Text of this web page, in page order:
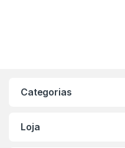
Categorias
Loja